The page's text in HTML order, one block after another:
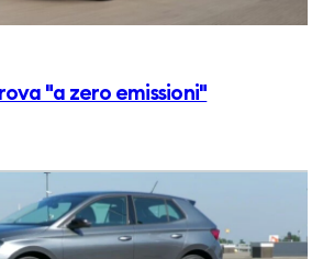
"a zero emissioni"